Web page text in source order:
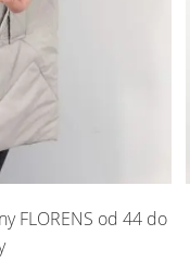
FLORENS od 44 do